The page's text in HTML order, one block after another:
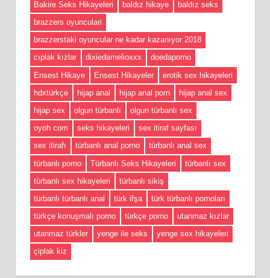
Bakire Seks Hikayeleri
baldız hikaye
baldız seks
brazzers oyunculari
brazzerstaki oyuncular ne kadar kazanıyor 2018
cıplak kızlar
dixiedamelioxxx
doedaporno
Ensest Hikaye
Ensest Hikayeler
erotik sex hikayeleri
hdxtürkçe
hijap anal hijap anal porn
hijap anal sex
hijap sex
olgun türbanlı
olgun türbanlı sex
oyoh com
seks hikayeleri
sex itiraf sayfası
sex itirafı
türbanlı anal porno
türbanlı anal sex
türbanlı porno
Türbanlı Seks Hikayeleri
türbanlı sex
türbanlı sex hikayeleri
türbanlı sikiş
türbanlı türbanlı anal
türk ifşa
türk türbanlı pornoları
türkçe konuşmalı porno
türkçe porno
utanmaz kızlar
utanmaz türkler
yenge ile seks
yenge sex hikayeleri
çiplak kiz